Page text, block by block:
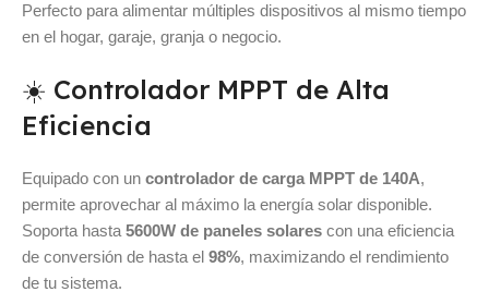
Perfecto para alimentar múltiples dispositivos al mismo tiempo
en el hogar, garaje, granja o negocio.
☀️ Controlador MPPT de Alta
Eficiencia
Equipado con un controlador de carga MPPT de 140A,
permite aprovechar al máximo la energía solar disponible.
Soporta hasta 5600W de paneles solares con una eficiencia
de conversión de hasta el 98%, maximizando el rendimiento
de tu sistema.